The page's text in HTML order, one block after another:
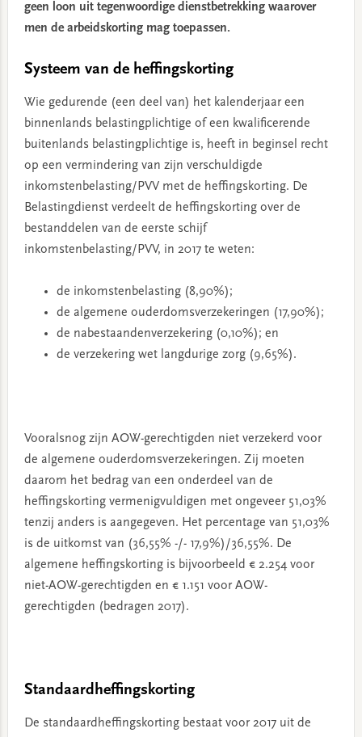
geen loon uit tegenwoordige dienstbetrekking waarover
men de arbeidskorting mag toepassen.
Systeem van de heffingskorting
Wie gedurende (een deel van) het kalenderjaar een
binnenlands belastingplichtige of een kwalificerende
buitenlands belastingplichtige is, heeft in beginsel recht
op een vermindering van zijn verschuldigde
inkomstenbelasting/PVV met de heffingskorting. De
Belastingdienst verdeelt de heffingskorting over de
bestanddelen van de eerste schijf
inkomstenbelasting/PVV, in 2017 te weten:
de inkomstenbelasting (8,90%);
de algemene ouderdomsverzekeringen (17,90%);
de nabestaandenverzekering (0,10%); en
de verzekering wet langdurige zorg (9,65%).
Vooralsnog zijn AOW-gerechtigden niet verzekerd voor
de algemene ouderdomsverzekeringen. Zij moeten
daarom het bedrag van een onderdeel van de
heffingskorting vermenigvuldigen met ongeveer 51,03%
tenzij anders is aangegeven. Het percentage van 51,03%
is de uitkomst van (36,55% -/- 17,9%)/36,55%. De
algemene heffingskorting is bijvoorbeeld € 2.254 voor
niet-AOW-gerechtigden en € 1.151 voor AOW-
gerechtigden (bedragen 2017).
Standaardheffingskorting
De standaardheffingskorting bestaat voor 2017 uit de